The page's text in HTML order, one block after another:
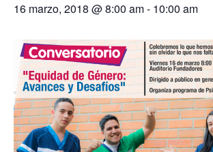
16 marzo, 2018 @ 8:00 am- 10:00 am